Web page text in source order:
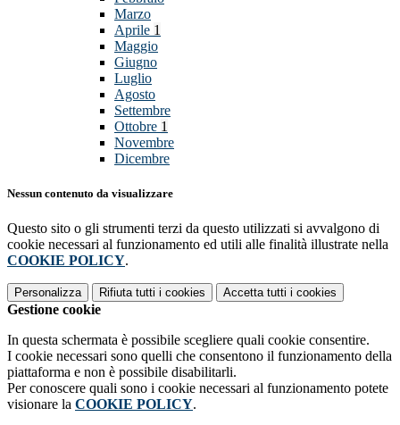
Marzo
Aprile 1
Maggio
Giugno
Luglio
Agosto
Settembre
Ottobre 1
Novembre
Dicembre
Nessun contenuto da visualizzare
Questo sito o gli strumenti terzi da questo utilizzati si avvalgono di
cookie necessari al funzionamento ed utili alle finalità illustrate nella
COOKIE POLICY.
Personalizza Rifiuta tutti i cookies Accetta tutti i cookies
Gestione cookie
In questa schermata è possibile scegliere quali cookie consentire.
I cookie necessari sono quelli che consentono il funzionamento della
piattaforma e non è possibile disabilitarli.
Per conoscere quali sono i cookie necessari al funzionamento potete
visionare la COOKIE POLICY.